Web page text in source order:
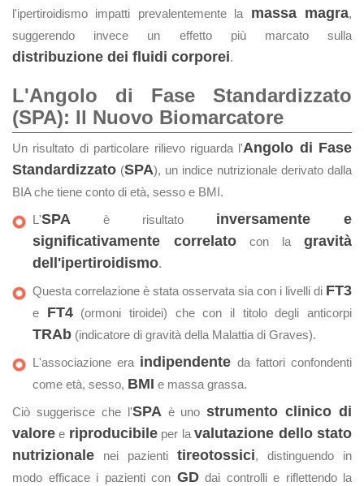
l'ipertiroidismo impatti prevalentemente la massa magra,
suggerendo invece un effetto più marcato sulla
distribuzione dei fluidi corporei.
L'Angolo di Fase Standardizzato
(SPA): Il Nuovo Biomarcatore
Un risultato di particolare rilievo riguarda l'Angolo di Fase
Standardizzato (SPA), un indice nutrizionale derivato dalla
BIA che tiene conto di età, sesso e BMI.
L'SPA è risultato inversamente e
significativamente correlato con la gravità
dell'ipertiroidismo.
Questa correlazione è stata osservata sia con i livelli di FT3
e FT4(ormoni tiroidei) che con il titolo degli anticorpi
TRAb (indicatore di gravità della Malattia di Graves).
L'associazione era indipendente da fattori confondenti
come età, sesso, BMI e massa grassa.
Ciò suggerisce che l'SPA è unostrumento clinico di
valore e riproducibileper lavalutazione dello stato
nutrizionale nei pazienti tireotossici, distinguendo in
modo efficace i pazienti con GDdai controlli e riflettendo la